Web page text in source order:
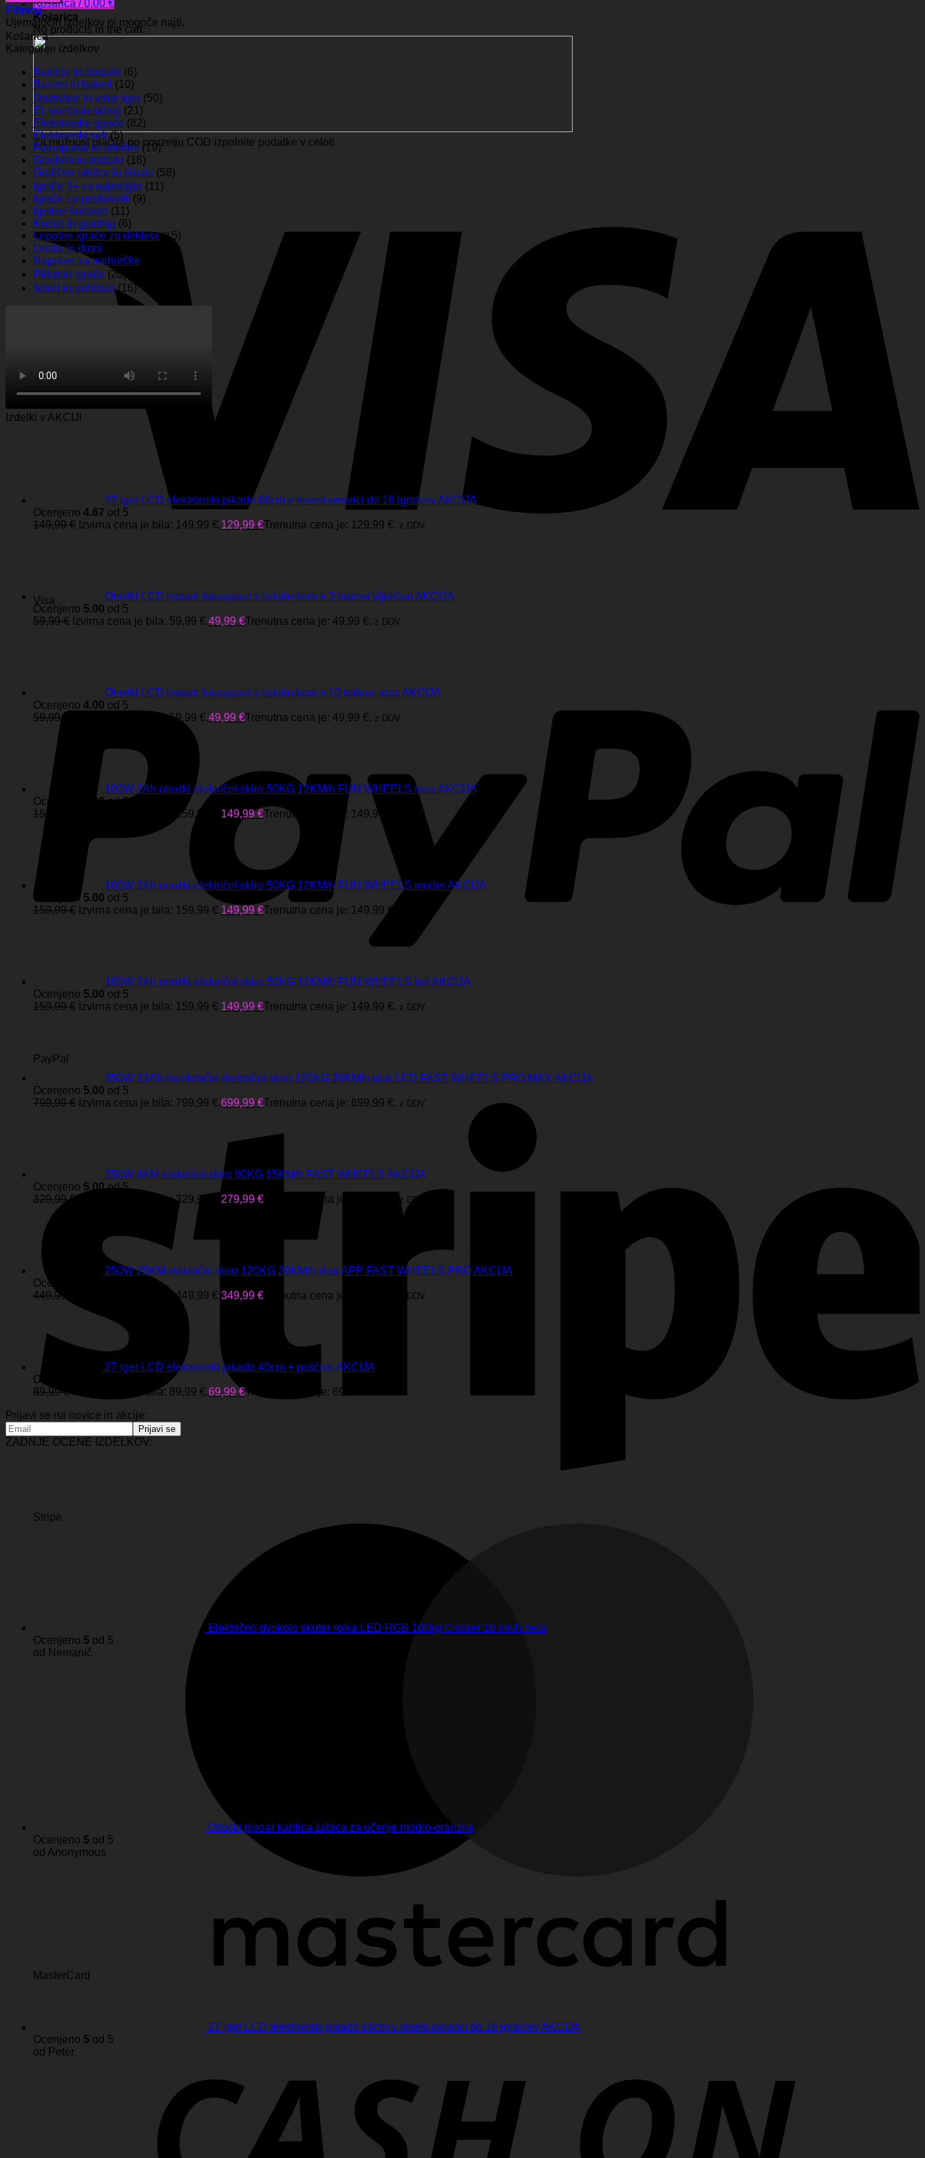
Košarica /0,00 €
Košarica
No products in the cart.
Za možnost plačila po povzetju COD izpolnite podatke v celoti.
Visa
PayPal
Stripe
MasterCard
Filtriraj
Ujemajočih izdelkov ni mogoče najti.
Košarica
Kategorije izdelkov
Baterije in dodatki (6)
Bazeni in baloni (10)
Družabne in vrtne igre (50)
El. vozila in skiroji (21)
Elektronske igrače (82)
Elektronski sefi (5)
Fotoaparati in telefoni (19)
Glasbila in dodatki (18)
Grafične tablice in pisala (58)
Igrače 3+ za najmlajše (11)
Igrače za peskovnik (9)
Igralne konzole (11)
Kocke in gradnja (6)
Lepotne igrače za dekleta (15)
Letala in droni
Naprave za mehurčke
Plišaste igrače (20)
Šotori in pohištvo (16)
Izdelki v AKCIJI
27 iger LCD elektronski pikado 69cm v leseni omarici do 16 igralcev AKCIJA
Ocenjeno 4.67 od 5
149,99€ Izvirna cena je bila: 149,99 €.129,99 €Trenutna cena je: 129,99 €. z DDV
Otroški LCD instant fotoaparat s tiskalnikom + 3 trakovi vijoličen AKCIJA
Ocenjeno 5.00 od 5
59,99€ Izvirna cena je bila: 59,99 €.49,99 €Trenutna cena je: 49,99 €. z DDV
Otroški LCD instant fotoaparat s tiskalnikom + 10 trakovi roza AKCIJA
Ocenjeno 4.00 od 5
59,99
Izvirna cena je bila: 59,99 €.49,99 €Trenutna cena je: 49,99 €. z DDV
100W 2Ah otroški električni skiro 50KG 12KM/h FUN WHEELS roza AKCIJA
Ocenjeno
5.00od 5
159,99
Izvirna cena je bila: 159,99 €. 149,99€Trenutna cena je: 149,99 €. z DDV
100W 2Ah otroški električni skiro 50KG 12KM/h FUN WHEELS moder AKCIJA
Ocenjeno 5.00 od 5
159,99€ Izvirna cena je bila: 159,99 €.149,99 €Trenutna cena je: 149,99 €.
100W 2Ah otroški električni skiro 50KG 12KM/h FUN WHEELS bel AKCIJA
Ocenjeno 5.00 od 5
159,99€ Izvirna cena je bila: 159,99 €.149,99 €Trenutna cena je: 149,99 €. z DDV
350W 13Ah brezkrtačni električni skiro 120KG 20KM/h disk LED FAST WHEELS PRO MAX AKCIJA
Ocenjeno 5.00 od 5
799,99€ Izvirna cena je bila: 799,99 €.699,99 €Trenutna cena je: 699,99 €. z DDV
250W 8KM električni skiro 90KG 15KM/h FAST WHEELS AKCIJA
Ocenjeno 5.00od 5
329,99€ Izvirna cena je bila: 329,99 €. 279,99 € Trenutna cena je: 279,99 €. z DDV
250W 25KM električni skiro 120KG 20KM/h disk APP FAST WHEELS PRO AKCIJA
Ocenjeno
449,99
Izvirna cena je bila: 449,99 €. 349,99 € Trenutna cena je: 349,99 €. z DDV
27 iger LCD elektronski pikado 40cm + puščice AKCIJA
Ocenjeno
89,99€ Izvirna cena je bila: 89,99 €.69,99 €Trenutna cena je: 69,99 €.
Prijavi se na novice in akcije:
ZADNJE OCENE IZDELKOV:
Električno dvokolo skuter rolka LED RGB 100kg Cruiser 10 km/h bela
Ocenjeno 5 od 5
od Nemanič
Otroški pisoar kahlica žabica za učenje modro-oranžna
Ocenjeno 5 od 5
od Anonymous
27 iger LCD elektronski pikado 69cm v leseni omarici do 16 igralcev AKCIJA
Ocenjeno 5 od 5
od Peter